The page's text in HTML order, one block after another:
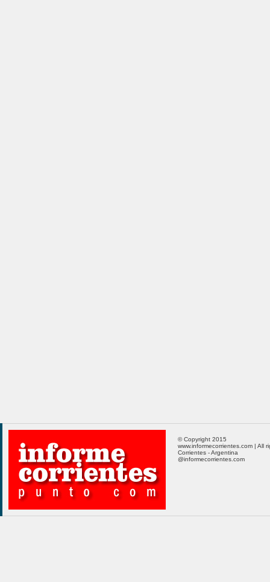
© Copyright 2015
www.informecorrientes.com | All
Corrientes - Argentina
@informecorrientes.com